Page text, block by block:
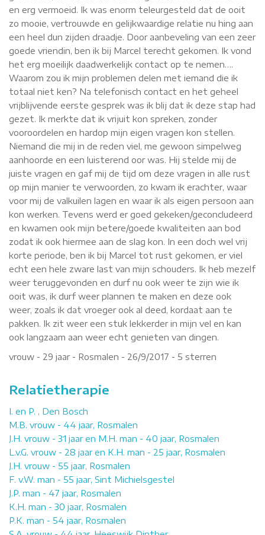
en erg vermoeid. Ik was enorm teleurgesteld dat de ooit
zo mooie, vertrouwde en gelijkwaardige relatie nu hing aan
een heel dun zijden draadje. Door aanbeveling van een zeer
goede vriendin, ben ik bij Marcel terecht gekomen. Ik vond
het erg moeilijk daadwerkelijk contact op te nemen….
Waarom zou ik mijn problemen delen met iemand die ik
totaal niet ken? Na telefonisch contact en het geheel
vrijblijvende eerste gesprek was ik blij dat ik deze stap had
gezet. Ik merkte dat ik vrijuit kon spreken, zonder
vooroordelen en hardop mijn eigen vragen kon stellen.
Niemand die mij in de reden viel, me gewoon simpelweg
aanhoorde en een luisterend oor was. Hij stelde mij de
juiste vragen en gaf mij de tijd om deze vragen in alle rust
op mijn manier te verwoorden, zo kwam ik erachter, waar
voor mij de valkuilen lagen en waar ik als eigen persoon aan
kon werken. Tevens werd er goed gekeken/geconcludeerd
en kwamen ook mijn betere/goede kwaliteiten aan bod
zodat ik ook hiermee aan de slag kon. In een doch wel vrij
korte periode, ben ik bij Marcel tot rust gekomen, er viel
echt een hele zware last van mijn schouders. Ik heb mezelf
weer teruggevonden en durf nu ook weer te zijn wie ik
ooit was, ik durf weer plannen te maken en deze ook
weer, zoals ik dat vroeger ook al deed, kordaat aan te
pakken. Ik zit weer een stuk lekkerder in mijn vel en kan
ook langzaam aan weer echt genieten van dingen.
vrouw - 29 jaar - Rosmalen - 26/9/2017 - 5 sterren
Relatietherapie
I. en P. , Den Bosch
M.B. vrouw - 44 jaar, Rosmalen
J.H. vrouw - 31 jaar en M.H. man - 40 jaar, Rosmalen
L.v.G. vrouw - 28 jaar en K.H. man - 25 jaar, Rosmalen
J.H. vrouw - 55 jaar, Rosmalen
F. v.W. man - 55 jaar, Sint Michielsgestel
J.P. man - 47 jaar, Rosmalen
K.H. man - 30 jaar, Rosmalen
P.K. man - 54 jaar, Rosmalen